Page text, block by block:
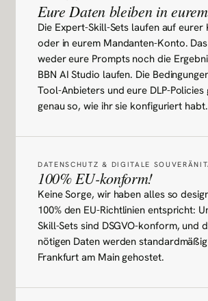
Eure Daten bleiben in
Die Expert-Skill-Sets laufen auf eurer
oder in eurem Mandanten-Konto.
weder eure Prompts noch die
BBN AI Studio laufen. Die
Tool-Anbieters und eure DLP-
genau so, wie ihr sie konfiguriert habt.
DATENSCHUTZ & DIGITALE
100% EU-konform!
Keine Sorge, wir haben alles so
100% den EU-Richtlinien entspricht:
Skill-Sets sind DSGVO-konform, und
nötigen Daten werden
Frankfurt am Main gehostet.